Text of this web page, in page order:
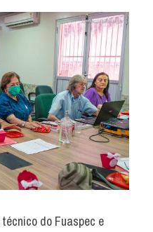
do Fuaspec e